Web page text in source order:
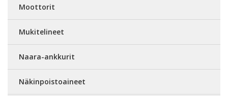
Moottorit
Mukitelineet
Naara-ankkurit
Näkinpoistoaineet